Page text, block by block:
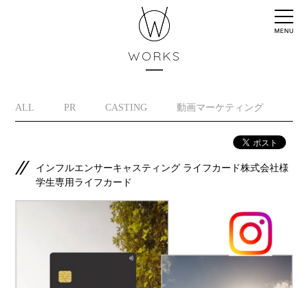
WORKS
ALL PR CASTING 動画マーケティング
インフルエンサーキャスティング ライフカード株式会社様
学生専用ライフカード